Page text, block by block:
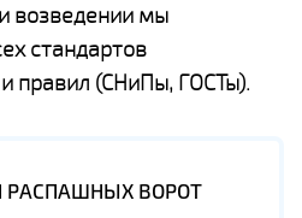
возведении мы
стандартов
правил (СНиПы, ГОСТы).
РАСПАШНЫХ ВОРОТ